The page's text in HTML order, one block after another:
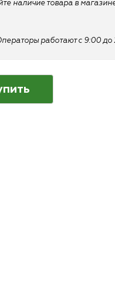
наличие товара в
работают с 9:00 до